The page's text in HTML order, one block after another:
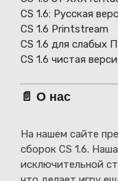
СS 1.6: Русская
CS 1.6 Printstream
CS 1.6 для слабых
CS 1.6 чистая
📄 О нас
На нашем сайте
сборок CS 1.6.
исключительной